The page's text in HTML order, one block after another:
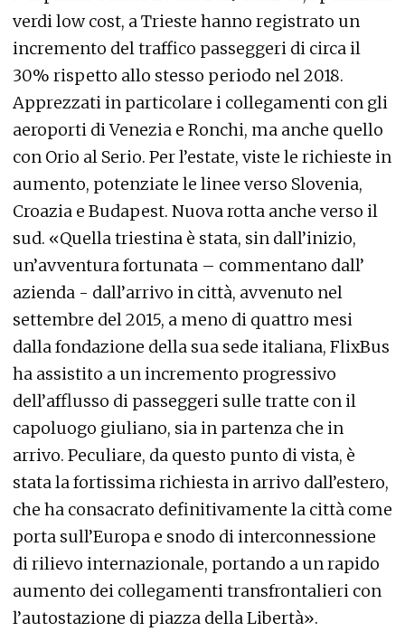
verdi low cost, a Trieste hanno registrato un
incremento del traffico passeggeri di circa il
30% rispetto allo stesso periodo nel 2018.
Apprezzati in particolare i collegamenti con gli
aeroporti di Venezia e Ronchi, ma anche quello
con Orio al Serio. Per l’estate, viste le richieste in
aumento, potenziate le linee verso Slovenia,
Croazia e Budapest. Nuova rotta anche verso il
sud. «Quella triestina è stata, sin dall’inizio,
un’avventura fortunata – commentano dall’
azienda - dall’arrivo in città, avvenuto nel
settembre del 2015, a meno di quattro mesi
dalla fondazione della sua sede italiana, FlixBus
ha assistito a un incremento progressivo
dell’afflusso di passeggeri sulle tratte con il
capoluogo giuliano, sia in partenza che in
arrivo. Peculiare, da questo punto di vista, è
stata la fortissima richiesta in arrivo dall’estero,
che ha consacrato definitivamente la città come
porta sull’Europa e snodo di interconnessione
di rilievo internazionale, portando a un rapido
aumento dei collegamenti transfrontalieri con
l’autostazione di piazza della Libertà».